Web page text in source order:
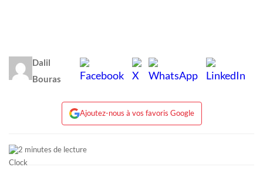
Dalil
Bouras
Ajoutez-nous à vos favoris Google
2 minutes de lecture